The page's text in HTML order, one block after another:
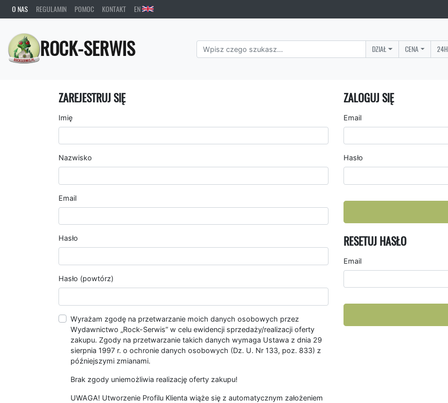
O NAS REGULAMIN POMOC KONTAKT EN
ROCK-SERWIS DZIAŁ CENA
ZAREJESTRUJ SIĘ
Imię
Nazwisko
Email
Hasło
Hasło (powtórz)
Wyrażam zgodę na przetwarzanie moich danych osobowych przez
Wydawnictwo „Rock-Serwis” w celu ewidencji sprzedaży/realizacji oferty
zakupu. Zgody na przetwarzanie takich danych wymaga Ustawa z dnia 29
sierpnia 1997 r. o ochronie danych osobowych (Dz. U. Nr 133, poz. 833) z
późniejszymi zmianami.
Brak zgody uniemożliwia realizację oferty zakupu!
UWAGA! Utworzenie Profilu Klienta wiąże się z automatycznym założeniem
ZALOGUJ SIĘ
Email
Hasło
RESETUJ HASŁO
Email